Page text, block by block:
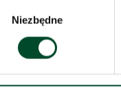
Niezbędne